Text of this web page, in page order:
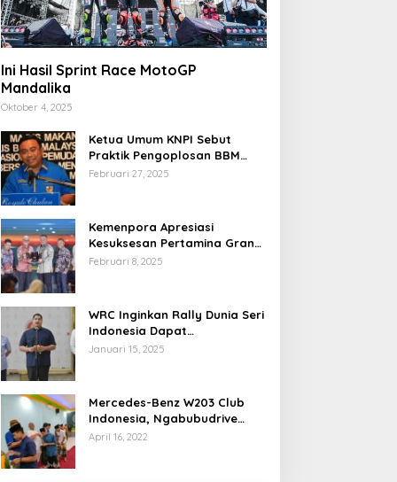
Ini Hasil Sprint Race MotoGP
Mandalika
Oktober 4, 2025
Ketua Umum KNPI Sebut
Praktik Pengoplosan BBM
Cederai Kepercayaan
Februari 27, 2025
Kemenpora Apresiasi
Kesuksesan Pertamina Grand
Prix of Indonesia 2024
Februari 8, 2025
WRC Inginkan Rally Dunia Seri
Indonesia Dapat
Terselenggara 2026
Januari 15, 2025
Mercedes-Benz W203 Club
Indonesia, Ngabubudrive
Ramadhan 2022
April 16, 2022